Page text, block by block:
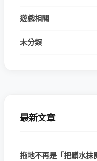
遊戲相關
未分類
最新文章
拖地不再是「把髒水